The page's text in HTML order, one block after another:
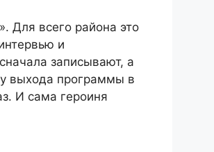
Для всего района это
и
записывают, а
выхода программы в
И сама героиня